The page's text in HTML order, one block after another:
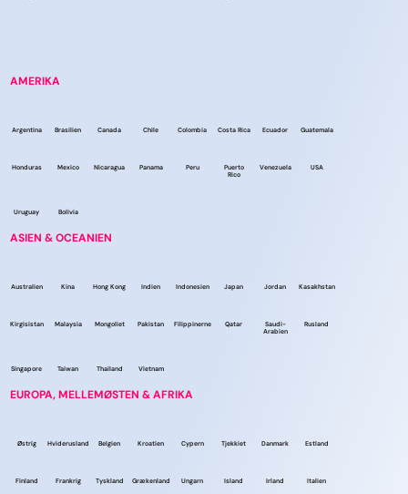
AMERIKA
Argentina Brasilien Canada Chile Colombia Costa Rica Ecuador Guatemala
Honduras Mexico Nicaragua Panama Peru
Puerto
Rico
Venezuela USA
Uruguay Bolivia
ASIEN & OCEANIEN
Australien Kina Hong Kong Indien Indonesien Japan Jordan Kasakhstan
Kirgisistan Malaysia Mongoliet Pakistan Filippinerne Qatar
Saudi-
Arabien
Rusland
Singapore Taiwan Thailand Vietnam
EUROPA, MELLEMØSTEN & AFRIKA
Østrig Hviderusland Belgien Kroatien Cypern Tjekkiet Danmark Estland
Finland Frankrig Tyskland Grækenland Ungarn Island Irland Italien